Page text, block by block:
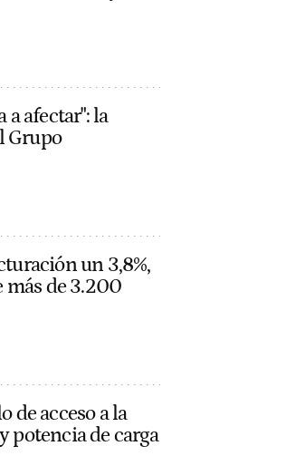
a afectar": la
Grupo
un 3,8%,
más de 3.200
de acceso a la
potencia de carga